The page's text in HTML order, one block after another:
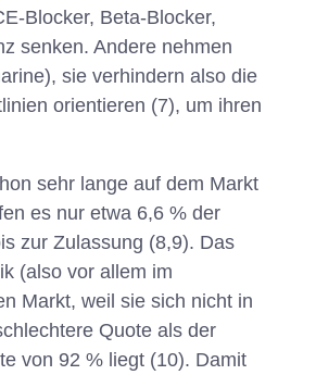
Blocker, Beta-Blocker,
senken. Andere nehmen
sie verhindern also die
orientieren (7), um ihren
sehr lange auf dem Markt
es nur etwa 6,6 % der
zur Zulassung (8,9). Das
(also vor allem im
Markt, weil sie sich nicht in
Quote als der
von 92 % liegt (10). Damit